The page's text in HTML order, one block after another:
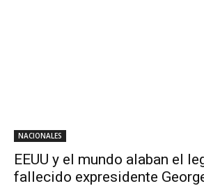
NACIONALES
EEUU y el mundo alaban el
fallecido expresidente